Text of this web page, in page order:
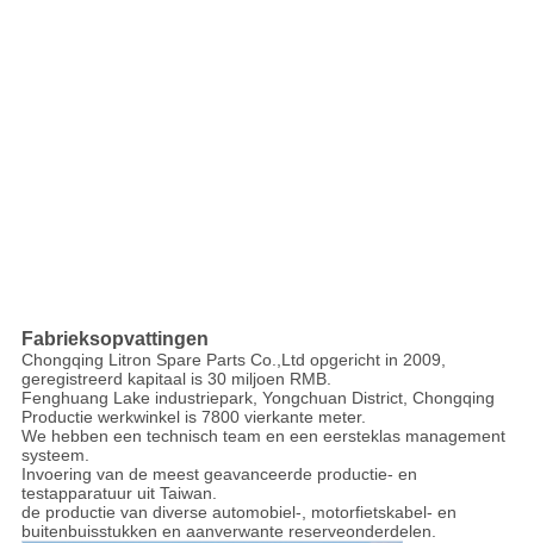
Fabrieksopvattingen
Chongqing Litron Spare Parts Co.,Ltd opgericht in 2009,
geregistreerd kapitaal is 30 miljoen RMB.
Fenghuang Lake industriepark, Yongchuan District, Chongqing
Productie werkwinkel is 7800 vierkante meter.
We hebben een technisch team en een eersteklas management
systeem.
Invoering van de meest geavanceerde productie- en
testapparatuur uit Taiwan.
de productie van diverse automobiel-, motorfietskabel- en
buitenbuisstukken en aanverwante reserveonderdelen.